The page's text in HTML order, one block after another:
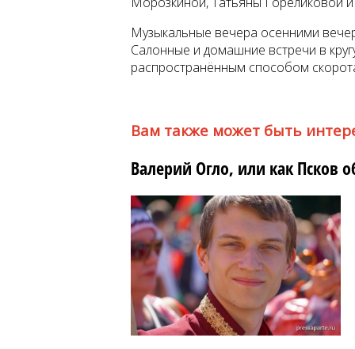
Музыкальные вечера осенними
Салонные и домашние встречи в
распространённым способом
Вам также может быть
Валерий Огло, или как Псков